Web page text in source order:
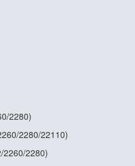
2280)
2280/22110)
2260/2280)